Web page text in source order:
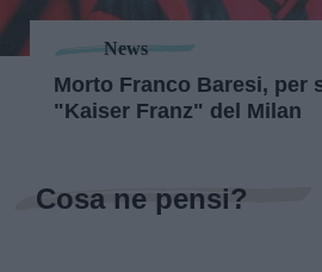
News
Morto Franco Baresi, per
"Kaiser Franz" del Milan
Cosa ne pensi?